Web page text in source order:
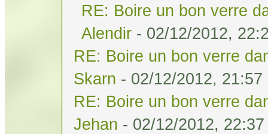
RE: Boire un bon verre
Alendir - 02/12/2012,
RE: Boire un bon verre
Skarn - 02/12/2012, 21:57
RE: Boire un bon verre
Jehan - 02/12/2012, 22:37